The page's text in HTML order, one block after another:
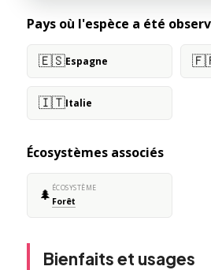
Pays où l'espèce a été
🇪🇸Espagne
🇮🇹Italie
Écosystèmes associés
🌲 ÉCOSYSTÈME
Forêt
Bienfaits et usages